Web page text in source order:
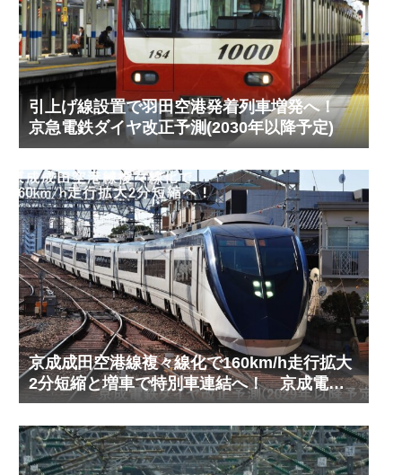
引上げ線設置で羽田空港発着列車増発へ！
京急電鉄ダイヤ改正予測(2030年以降予定)
京成成田空港線複々線化で160km/h走行拡大
2分短縮と増車で特別車連結へ！ 京成電鉄
ダイヤ改正予測(2029年以降予定)